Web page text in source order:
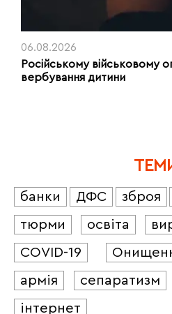
06.08.2026
Російському військовому
вербування дитини
банки ДФС зброя
тюрми
освіта
COVID-19
армія
сепаратизм
інтернет